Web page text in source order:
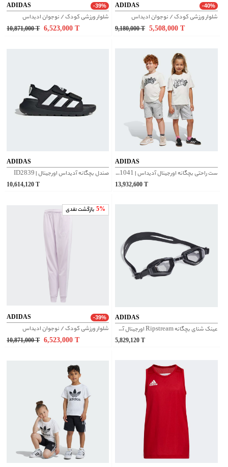
ADIDAS -39%
شلوار ورزشی کودک / نوجوان ادیداس
10,871,000 T 6,523,000
ADIDAS -40%
شلوار ورزشی کودک / نوجوان ادیداس
9,180,000 T 5,508,000
ADIDAS
صندل بچگانه آدیداس اورجینال | ID2839
10,614,120
ADIDAS
ست راحتی بچگانه اورجینال آدیداس | JD1041
13,932,600
5% بازگشت نقدی
ADIDAS -39%
شلوار ورزشی کودک / نوجوان ادیداس
10,871,000 T 6,523,000
ADIDAS
عینک شنای بچگانه Ripstream اورجینال آدیداس | IK9661
5,829,120